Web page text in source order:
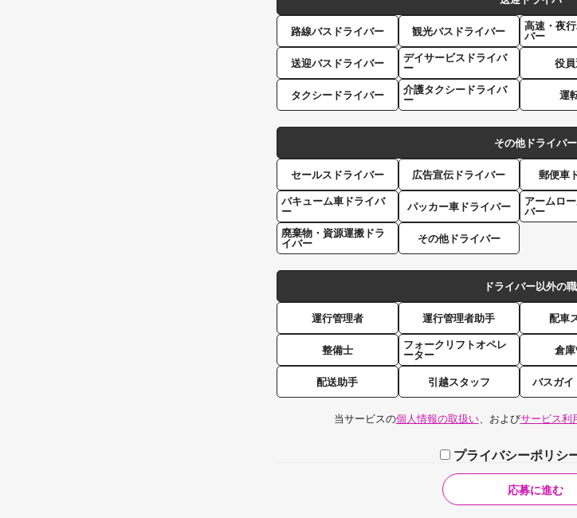
路線バスドライバー 観光バスドライバー
高速・夜
バー
送迎バスドライバー
デイサービスドライバ
ー
役
タクシードライバー
介護タクシードライバ
ー
運
その他ドライバー
セールスドライバー 広告宣伝ドライバー 郵便車
バキューム車ドライバ
ー
パッカー車ドライバー
アームロ
バー
廃棄物・資源運搬ドラ
イバー
その他ドライバー
ドライバー以外の
運行管理者 運行管理者助手 配車
整備士
フォークリフトオペレ
ーター
倉
配送助手 引越スタッフ バスガイ
当サービスの個人情報の取扱い、およびサービス利
プライバシーポリシ